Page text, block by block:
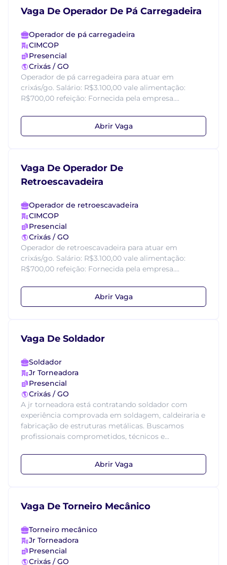
Vaga De Operador De Pá Carregadeira
Operador de pá carregadeira
CIMCOP
Presencial
Crixás / GO
Operador de pá carregadeira para atuar em
crixás/go. Salário: R$3.100,00 vale alimentação:
R$700,00 refeição: Fornecida pela empresa....
Abrir Vaga
Vaga De Operador De
Retroescavadeira
Operador de retroescavadeira
CIMCOP
Presencial
Crixás / GO
Operador de retroescavadeira para atuar em
crixás/go. Salário: R$3.100,00 vale alimentação:
R$700,00 refeição: Fornecida pela empresa....
Abrir Vaga
Vaga De Soldador
Soldador
Jr Torneadora
Presencial
Crixás / GO
A jr torneadora está contratando soldador com
experiência comprovada em soldagem, caldeiraria e
fabricação de estruturas metálicas. Buscamos
profissionais comprometidos, técnicos e...
Abrir Vaga
Vaga De Torneiro Mecânico
Torneiro mecânico
Jr Torneadora
Presencial
Crixás / GO